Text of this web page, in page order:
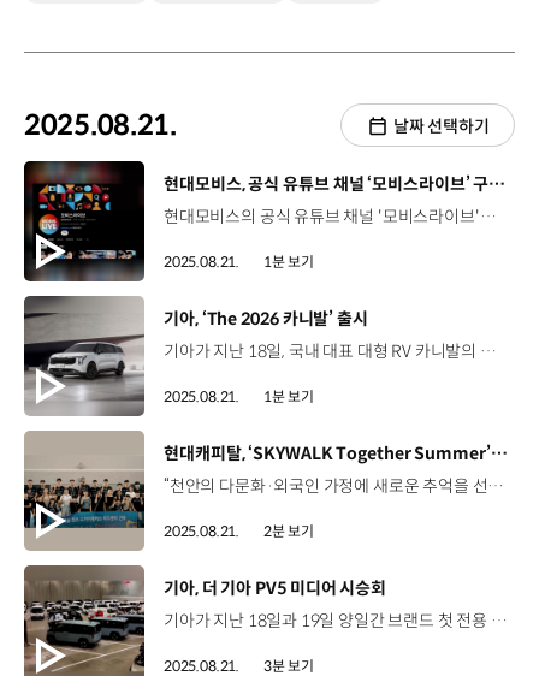
2025.08.21. 날짜 선택하기
[동영상]
현대모비스, 공식 유튜브 채널 ‘모비스라이브’ 구독자 10만 명 돌파
현대모비스의 공식 유튜브 채널 '모비스라이브'가 유튜브 실버 버튼을 획득하며 대중성과 영향력을 인정받았습니다. ‘모비스라이브’는 2011년 12월 개설한 뒤 꾸준한 성장세를 이어오다 지난 7월, 구독자가 10만 명을 넘어섰는데요. ‘문과적 기술주의’, ‘차차나아지겠지’ 등 엔터테인먼트형 정보 콘텐츠를 통해 모빌리티 기술 이야기를 시청자 중심으로 쉽고 재미있게 전달하며, 편당 평균 20만 회 이상의 조회수를 기록하고 있습니다. 김은정 팀장 / 현대모비스 브랜드커뮤니케이션팀현대모비스만이 전할 수 있는 유용한 정보와 모빌리티 이야기들을 유튜브 트렌드에 맞게 기획, 제작하고 있는 노력이 대중들에게 어필이 되고 있는 것 같아 기쁘게 생각합니다. 앞으로도 현대모비스는 다양한 소셜미디어 채널을 통해 기술력과 브랜드 정체성을 효과적으로 알릴 예정입니다.
2025.08.21. 1분 보기
[동영상]
기아, ‘The 2026 카니발’ 출시
기아가 지난 18일, 국내 대표 대형 RV 카니발의 고객 선호 편의사양을 대폭 확대한 ‘The 2026 카니발’을 출시했습니다. ‘The 2026 카니발’은 기본 트림인 프레스티지에는 스마트 파워테일게이트와 전자식 룸미러를 기본 사양으로 탑재하고, 인기 트림인 노블레스에는 멀티존 음성인식, 기아 디지털 키 2, 시그니처 트림에는 LED 리어 콤비네이션 램프와 리어 LED 턴시그널 램프를 기본화했습니다. 또한, 디자인 특화 트림 ‘그래비티’의 명칭을 ‘X-Line’으로 변경하고 전용 블랙 엠블럼을 적용해 강인한 느낌을 강조했습니다. 기아는 ‘The 2026 카니발’의 한층 강화된 상품성과 고급스러운 디자인으로 고객에게 차별화된 가치를 제공할 계획입니다.
2025.08.21. 1분 보기
[동영상]
현대캐피탈, ‘SKYWALK Together Summer’ 진행
“천안의 다문화·외국인 가정에 새로운 추억을 선물합니다” 스카이워크 투게더 썸머 충남 천안시 ‘캐슬 오브 스카이워커스’ 2025년 8월 19일 (화) 지난 시즌, 창단 후 첫 트레블을 달성한 스카이워커스 배구단 홈 경기 연고지 천안시 다문화·외국인 어린이 가족 초청 프로그램 ‘스카이워크 투게더 썸머’ 진행 스카이워크 투게더 다문화·외국인 가정 어린이들에게 배구를 통해 추억과 꿈을 선사하고자 기획된 사회공헌활동 프로그램 차경모 팀장 / 현대캐피탈 홍보팀배구단의 연고지인 천안의 다문화·외국인 가정의 청소년을 대상으로 배구를 매개로 한 CSR 활동을 펼쳐오고 있는데요. 오늘 프로그램은 여름방학을 맞은 이 청소년들에게 특별한 추억을 선물하기 위해 마련하였습니다. 스카이워커스 선수단 훈련 생활 공간 ‘캐슬 오브 스카이워커스’에 초청 캐슬 오브 스카이워커스의 다양한 시설 투어 사진 촬영 사인 받기 등 선수들과 직접 교류하며 현장 분위기 UP! 윤연한 센터장 / 천안시다문화지역문화센터 이번 행사를 계기로 다문화 가족 자녀 아이들이 배구에 관심을 가져서 신체적인 건강은 물론 스트레스 해소 등 좋은 기회가 될 것으로 믿어 의심치 않습니다. 현대캐피탈 스카이워커스에 진심으로 감사드리며 적극적으로 응원합니다. “스카이워커스와 함께한 오늘의 추억이 오래도록 기억되기를”
2025.08.21. 2분 보기
[동영상]
기아, 더 기아 PV5 미디어 시승회
기아가 지난 18일과 19일 양일간 브랜드 첫 전용 PBV ‘더 기아 PV5’의 미디어 시승회를 열었습니다. 국내 주요 120여 개 매체를 대상으로 한 이번 시승회는 PV5만의 부드러운 도심 주행과 혼합 주행 성능을 체감할 수 있도록, 킨텍스 제2전시장에서 인천까지 혼잡한 도심과 고속화도로를 넘나드는 코스로 진행됐습니다. 정원정 부사장 / 기아 국내사업본부PV5의 핵심 가치는 무한한 확장성입니다. 기아가 제시하는 미래 모빌리티 비전에 대한 여러분의 소중한 의견과 통찰을 듣게 되기를 기대하고 있습니다. PV5가 열어갈 새로운 가능성에 대한 여러분의 관심과 응원을 부탁드리며 안전하고 즐거운 시승이 되시기를 바랍니다. 이번 행사에서는 탑승 편의를 향상한 패신저 모델과 비즈니스 환경에 최적화한 카고 모델이 활용됐는데요, 기착지에서 차량을 바꾸는 교차 시승을 통해 폭넓은 체험 기회를 제공했습니다. 참가자들은 12.9인치 대화면 디스플레이와 AAOS 기반의 PBV 전용 인포테인먼트 시스템을 비롯해, 차량 상태, 운전자 분석, 원격 제어 등 다수의 차량을 통합 관리할 수 있는 ‘플레오스 플릿’ 등의 PBV 특화 소프트웨어를 직접 경험했습니다. 박현준 기자 / 뉴시스공간 같은 경우에도 확장할 수 있는 가능성도 있고 주행 과정에서도 전기차의 부드러움과 함께 온 가족이 사용할 수 있을 것만 같아서 굉장히 좋았습니다. 이서안 기자 / 팍스티비실제로 타보니까 승차감이 굉장히 좋아서 놀랐고요. 캠핑카도 될 수 있다고 생각을 해서 MZ세대들이 좋아하는 차가 될 수 있겠다고 생각했습니다. 또한, 레저와 비즈니스 맞춤형 커스터마이징 상품을 적용할 수 있는 ‘기아 제뉴인 액세서리(Kia Genuine Accessories)’와 고객이 각종 모듈화된 용품을 차량 실내 및 적재 공간에 자유롭게 장착할 수 있도록 지원하는 플랫폼인 ‘기아 애드기어(Kia AddGear)’를 통해 PV5의 극대화된 활용도를 체험했습니다. 허원호 팀장 / 기아 국내PBV전략팀 PV5는 사용자의 편의성과 운영 효율성을 극대화하기 위해 기획부터 제조, 구매 이후 운영까지 전 과정에 걸쳐 혁신을 담아냈습니다. 이를 통해 PBV의 패러다임을 전환할 새로운 기준이자 고객의 비즈니스 성장을 위한 실질적인 파트너로 자리 잡을 것입니다. 이 밖에도, 기아는 베이스캠프에 ‘하나의 공간, 무한대의 라이프’를 콘셉트로 DHL, 지오영, 우정사업본부 등 차량전시존을 마련하고 비즈니스와 아웃도어 등 도시 곳곳을 누비며 다양한 역할을 수행하는 사례에 대한 인사이트를 제공해 PV5에 대한 이해를 도왔습니다.
2025.08.21. 3분 보기